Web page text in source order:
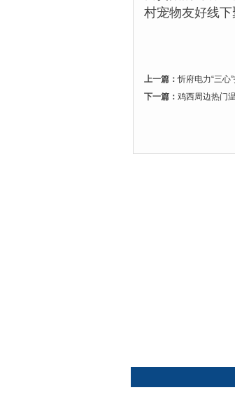
村宠物友好线下
上一篇：忻府电力“三心
下一篇： 鸡西周边热门